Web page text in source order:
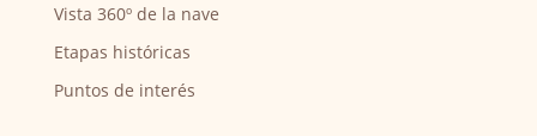
Vista 360º de la nave
Etapas históricas
Puntos de interés